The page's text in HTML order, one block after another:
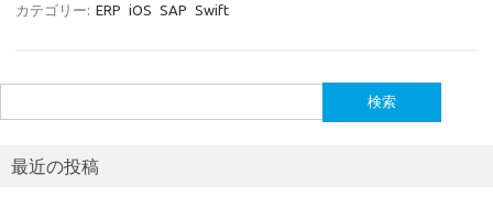
カテゴリー: ERP iOS SAP Swift
索:
最近の投稿